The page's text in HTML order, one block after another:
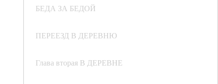
БЕДА ЗА БЕДОЙ
ПЕРЕЕЗД В ДЕРЕВНЮ
Глава вторая В ДЕРЕВНЕ